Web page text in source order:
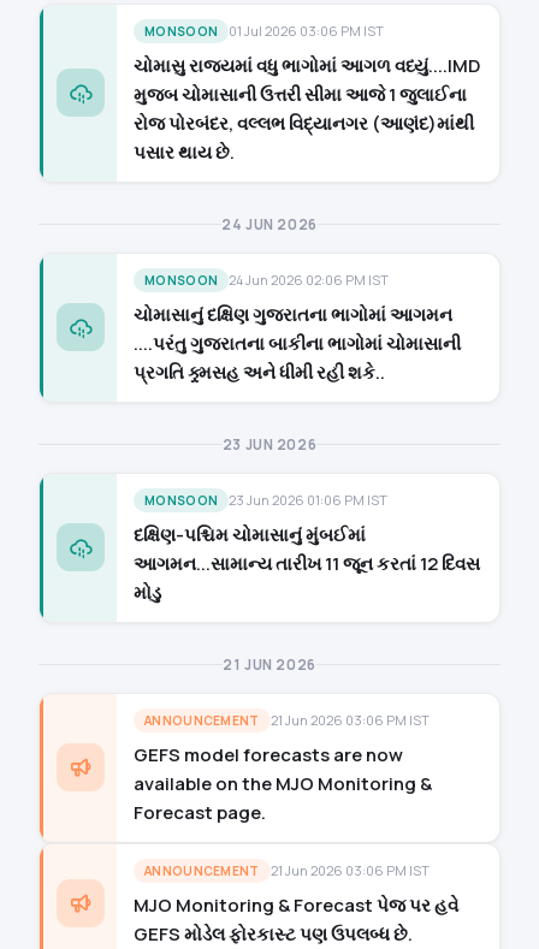
MONSOON 01 Jul 2026 03:06 PM IST
ચોમાસુ રાજ્યમાં વધુ ભાગોમાં આગળ વધ્યું....IMD
મુજબ ચોમાસાની ઉત્તરી સીમા આજે 1 જુલાઈના
રોજ પોરબંદર, વલ્લભ વિદ્યાનગર (આણંદ)માંથી
પસાર થાય છે.
24 JUN 2026
MONSOON 24 Jun 2026 02:06 PM IST
ચોમાસાનું દક્ષિણ ગુજરાતના ભાગોમાં આગમન
....પરંતુ ગુજરાતના બાકીના ભાગોમાં ચોમાસાની
પ્રગતિ ક્ર્મસહ અને ધીમી રહી શકે..
23 JUN 2026
MONSOON 23 Jun 2026 01:06 PM IST
દક્ષિણ-પશ્ચિમ ચોમાસાનું મુંબઈમાં
આગમન...સામાન્ય તારીખ 11 જૂન કરતાં 12 દિવસ
મોડુ
21 JUN 2026
ANNOUNCEMENT 21 Jun 2026 03:06 PM IST
GEFS model forecasts are now
available on the MJO Monitoring &
Forecast page.
ANNOUNCEMENT 21 Jun 2026 03:06 PM IST
MJO Monitoring & Forecast પેજ પર હવે
GEFS મોડેલ ફોરકાસ્ટ પણ ઉપલબ્ધ છે.